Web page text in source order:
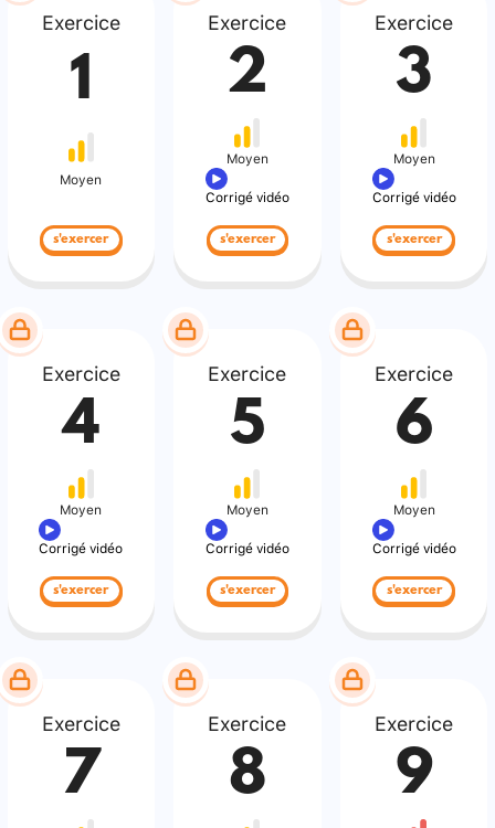
Exercice
1
Moyen
s'exercer
Exercice
2
Moyen
Corrigé vidéo
s'exercer
Exercice
3
Moyen
Corrigé vidéo
s'exercer
Exercice
4
Moyen
Corrigé vidéo
s'exercer
Exercice
5
Moyen
Corrigé vidéo
s'exercer
Exercice
6
Moyen
Corrigé vidéo
s'exercer
Exercice
7
Exercice
8
Exercice
9